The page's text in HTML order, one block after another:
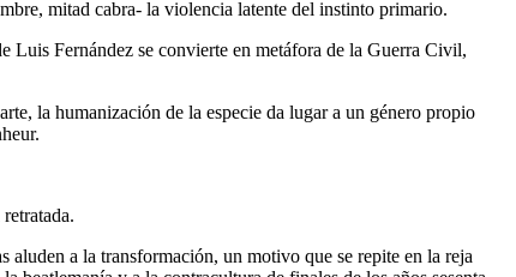
mitad cabra- la violencia latente del instinto primario.
Luis Fernández se convierte en metáfora de la Guerra Civil,
la humanización de la especie da lugar a un género propio
aluden a la transformación, un motivo que se repite en la reja